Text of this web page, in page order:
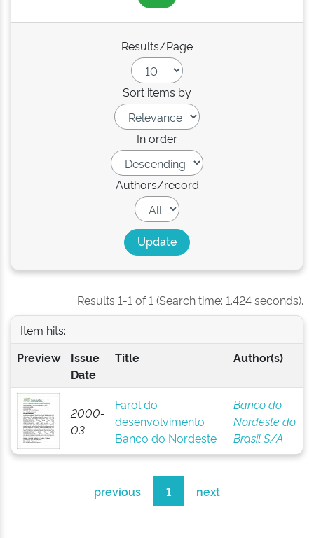
Results/Page
Sort items by
In order
Authors/record
Results 1-1 of 1 (Search time: 1.424 seconds).
Item hits:
Preview
Issue
Date
Title Author(s)
2000-
03
Farol do
desenvolvimento
Banco do Nordeste
Banco do
Nordeste do
Brasil S/A
previous 1 next